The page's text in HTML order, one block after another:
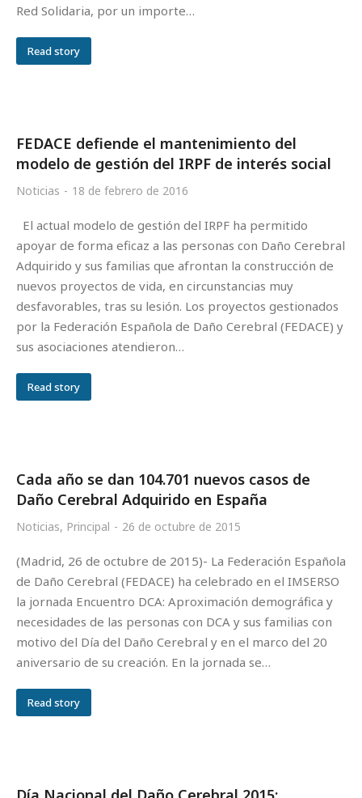
Red Solidaria, por un importe…
Read story
FEDACE defiende el mantenimiento del
modelo de gestión del IRPF de interés social
Noticias 18 de febrero de 2016
El actual modelo de gestión del IRPF ha permitido
apoyar de forma eficaz a las personas con Daño Cerebral
Adquirido y sus familias que afrontan la construcción de
nuevos proyectos de vida, en circunstancias muy
desfavorables, tras su lesión. Los proyectos gestionados
por la Federación Española de Daño Cerebral (FEDACE) y
sus asociaciones atendieron…
Read story
Cada año se dan 104.701 nuevos casos de
Daño Cerebral Adquirido en España
Noticias, Principal 26 de octubre de 2015
(Madrid, 26 de octubre de 2015)- La Federación Española
de Daño Cerebral (FEDACE) ha celebrado en el IMSERSO
la jornada Encuentro DCA: Aproximación demográfica y
necesidades de las personas con DCA y sus familias con
motivo del Día del Daño Cerebral y en el marco del 20
aniversario de su creación. En la jornada se…
Read story